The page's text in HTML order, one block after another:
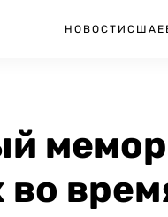
НОВОСТИ США